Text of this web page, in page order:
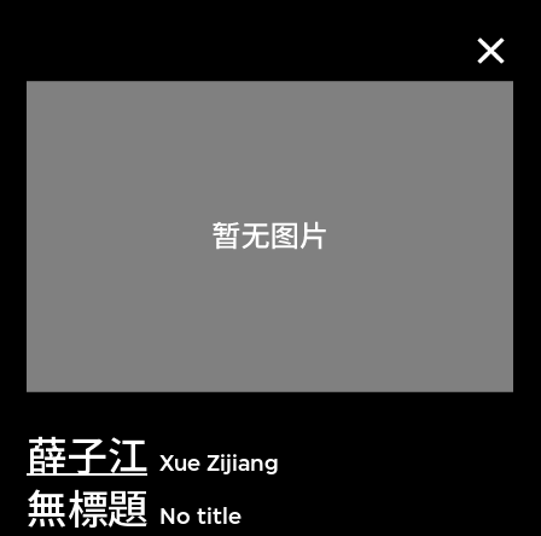
薛子江 Xue Zijiang
無標題 No title
关于M+藏品
探索世界顶级的二十及二十一世纪视觉
文化藏品。